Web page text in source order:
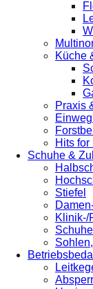
Küche
Praxis
Hits for
Schuhe &
Stiefel
Klinik-/